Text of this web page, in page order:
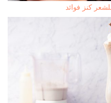
كنز فوائد